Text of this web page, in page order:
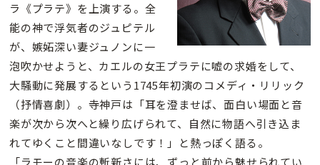
ラ《プラテ》を上演する。全
能の神で浮気者のジュピテル
が、嫉妬深い妻ジュノンに一
泡吹かせようと、カエルの女王プラテに嘘の求婚をして、
大騒動に発展するという1745年初演のコメディ・リリック
（抒情喜劇）。寺神戸は「耳を澄ませば、面白い場面と音
楽が次から次へと繰り広げられて、自然に物語へ引き込ま
れてゆくこと間違いなしです！」と熱っぽく語る。
「ラモーの音楽の斬新さには、ずっと前から魅せられてい